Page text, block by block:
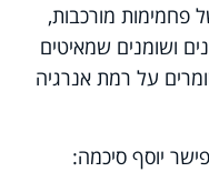
פחמימות מורכבות,
ושומנים שמאיטים
על רמת אנרגיה
יוסף סיכמה: